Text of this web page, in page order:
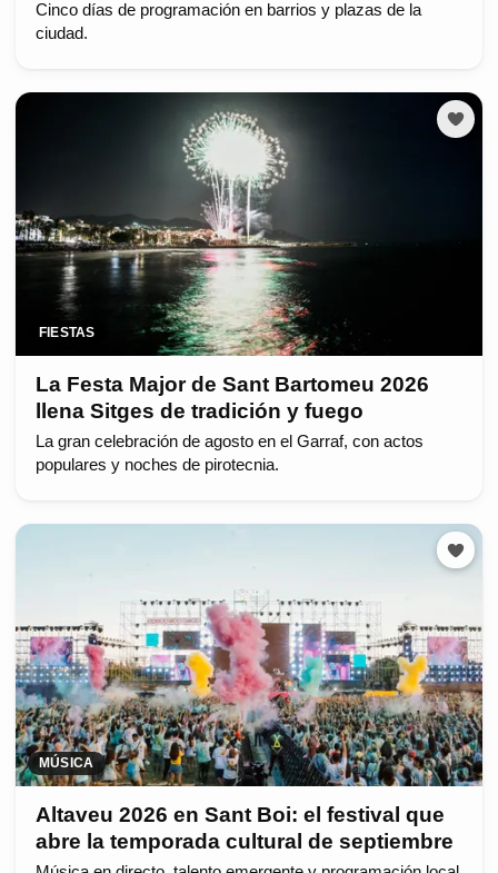
Cinco días de programación en barrios y plazas de la
ciudad.
FIESTAS
La Festa Major de Sant Bartomeu 2026
llena Sitges de tradición y fuego
La gran celebración de agosto en el Garraf, con actos
populares y noches de pirotecnia.
MÚSICA
Altaveu 2026 en Sant Boi: el festival que
abre la temporada cultural de septiembre